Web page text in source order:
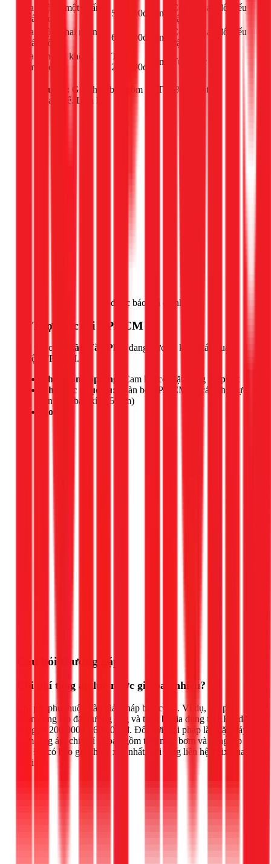
Thay bộ xả một nhấn
(nhấn đơn)
550.000đ công
Có thể thay đổi nếu
vật tư tốt
Thay bộ xả hai nhấn
(nhấn đôi)
650.000đ công
Có thể thay đổi nếu
vật tư tốt
Sửa bồn cầu không
bơm nước
Từ
250.000đ
công Tùy mức độ
Lưu ý: Giá chưa bao gồm VAT 10% và vật tư
thay thế. Liên hệ
để được báo giá chính xác.
📍 Thợ trực tại TPHCM
Đội thợ của Trần Văn Phát
đang trực tại khắp các quận
huyện TPHCM.
Thời gian đáp ứng:
Cam kết có mặt trong
30 phút
Khu vực phục vụ:
Toàn bộ TP.HCM và các khu vực
lân cận (bán kính 50km)
Hotline:
Câu hỏi thường gặp
Chi phí tăng áp lực nước giá bao nhiêu?
Chi phí phụ thuộc vào giải pháp bạn chọn. Ví dụ, chi phí
nhân công lắp đặt đường ống và thiết bị gia dụng tại 1Fix dao
động từ 200.000đ - 600.000đ. Đối với giải pháp lắp đặt máy
bơm tăng áp, chi phí sẽ bao gồm tiền máy bơm và công lắp
đặt. Để có báo giá chính xác nhất, vui lòng liên hệ 1Fix qua
hotline